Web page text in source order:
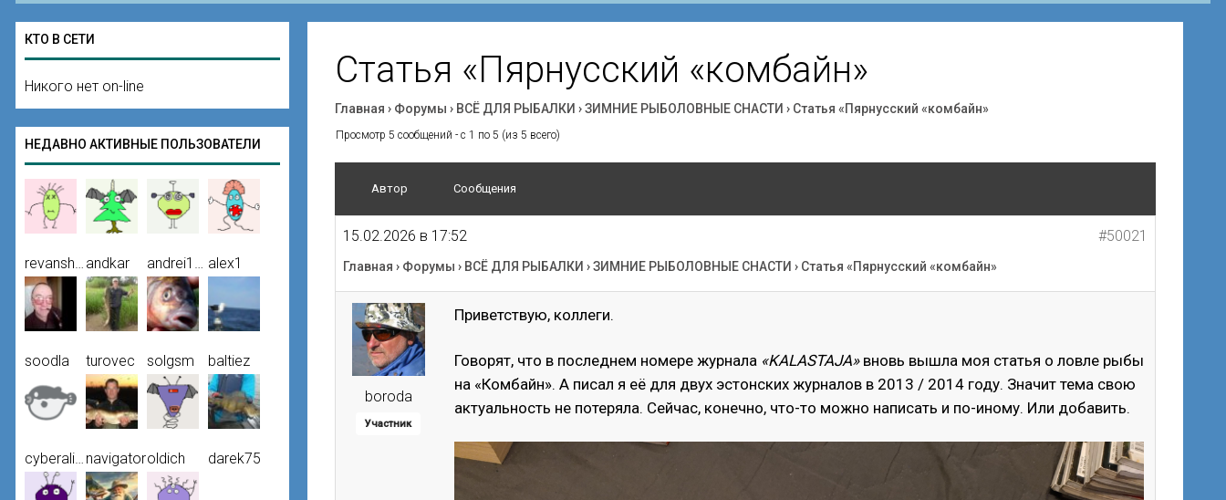
Статья «Пярнусский «комбайн»
Главная › Форумы › ВСЁ ДЛЯ РЫБАЛКИ ›ЗИМНИЕ РЫБОЛОВНЫЕ СНАСТИ › Статья «Пярнусский «комбайн»
Просмотр 5 сообщений - с 1 по 5 (из 5 всего)
Автор Сообщения
15.02.2026 в 17:52 #50021
Главная › Форумы › ВСЁ ДЛЯ РЫБАЛКИ ›ЗИМНИЕ РЫБОЛОВНЫЕ СНАСТИ › Статья «Пярнусский «комбайн»
boroda
Участник
Приветствую, коллеги.
Говорят, что в последнем номере журнала «KALASTAJA» вновь вышла моя статья о ловле рыбы
на «Комбайн». А писал я её для двух эстонских журналов в 2013 / 2014 году. Значит тема свою
актуальность не потеряла. Сейчас, конечно, что-то можно написать и по-иному. Или добавить.
КТО В СЕТИ
Никого нет on-line
НЕДАВНО АКТИВНЫЕ ПОЛЬЗОВАТЕЛИ
revansh20 andkar andrei100 alex1
soodla turovec solgsm baltiez
cyberalien navigatoroldich darek75